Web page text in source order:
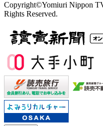
Copyright©Yomiuri Nippon
Rights Reserved.